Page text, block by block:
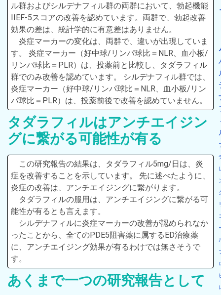
ル群およびシルデナフィル群の両群において、勃起機能
IIEF-5スコアの改善を認めています。両群で、勃起改善
効果の差は、統計学的に有意差はありません。
炎症マーカーの変化は、両群で、違いが出現していま
す。 炎症マーカー（好中球/リンパ球比＝NLR、血小板/
リンパ球比＝PLR）は、投薬前と比較し、タダラフィル
群でのみ改善を認めています。 シルデナフィル群では、
炎症マーカー（好中球/リンパ球比＝NLR、血小板/リン
パ球比＝PLR）は、投薬前後で改善を認めていません。
タダラフィルはアンチエイジン
グに繋がる可能性が有る
この研究報告の結果は、タダラフィル5mg/日は、炎
症を改善することを示しています。 先に述べたように、
炎症の改善は、アンチエイジングに繋がります。
タダラフィルの服用は、アンチエイジングに繋がる可
能性が有るとも言えます。
シルデナフィルに炎症マーカーの改善が認められなか
ったことから、全てのPDE5阻害薬に属するED治療薬
に、アンチエイジング効果が有るわけでは無さそうで
す。
あくまで一つの研究報告として